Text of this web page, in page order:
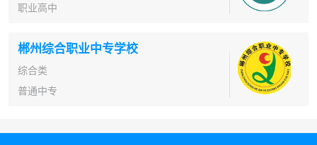
职业高中
郴州综合职业中专学校
综合类
普通中专